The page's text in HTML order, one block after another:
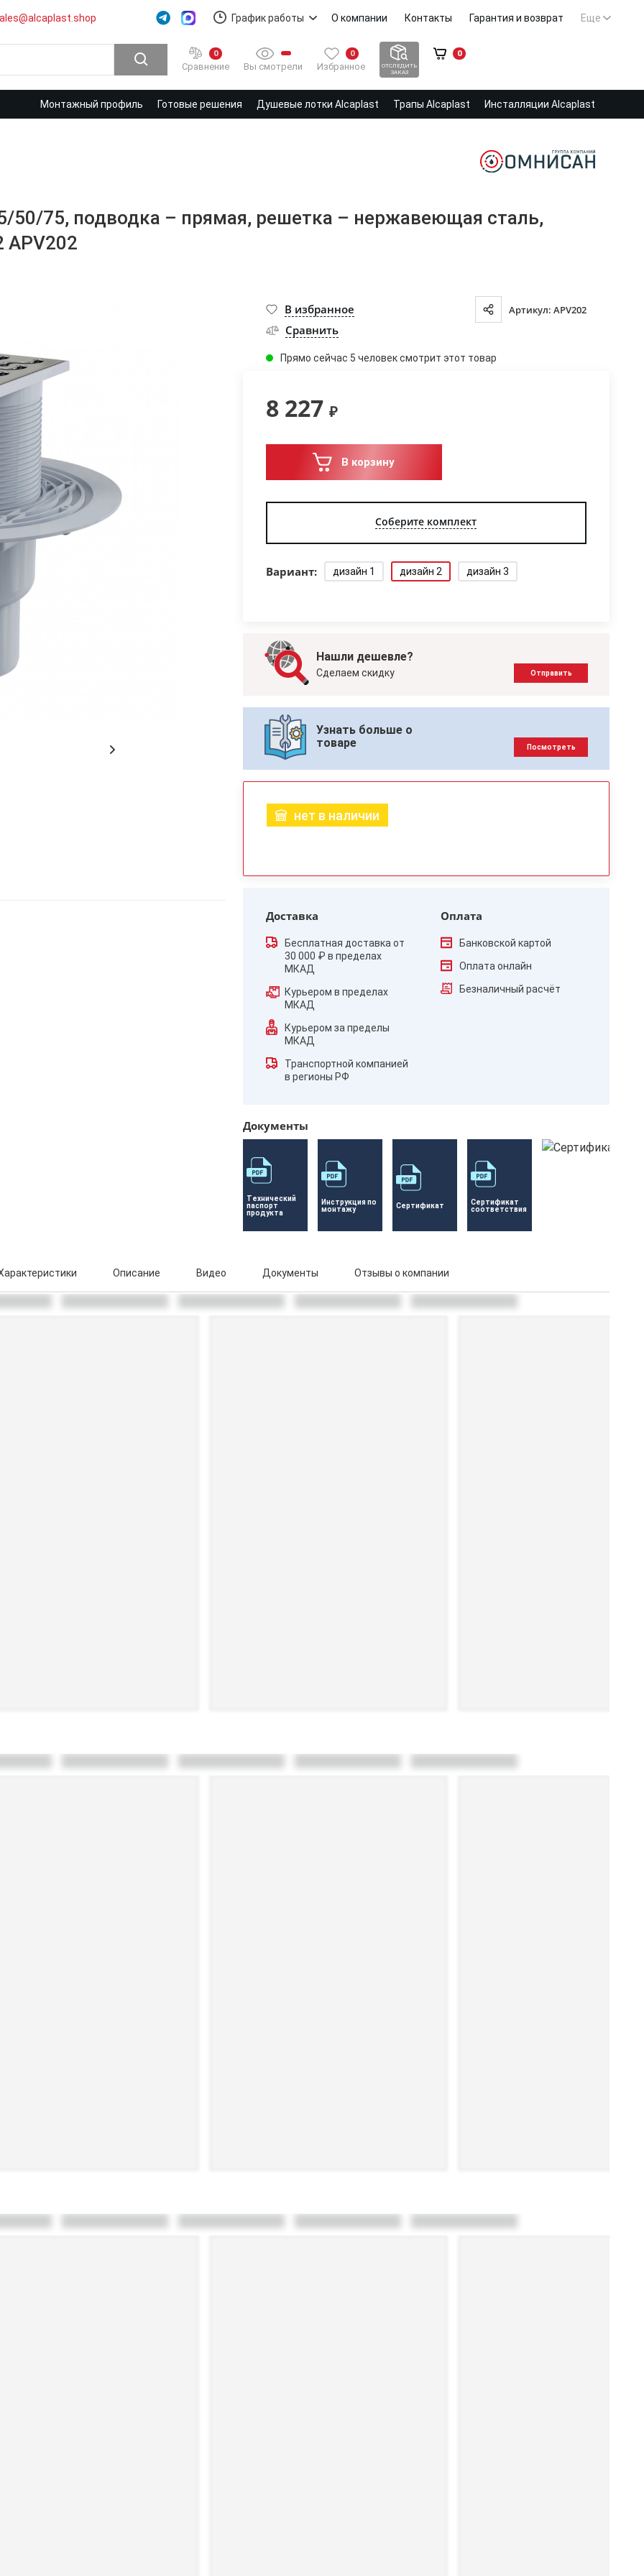
График работы О компании Контакты Гарантия и возврат Еще
0
Сравнение Вы смотрели
0
Избранное
ОТСЛЕДИТЬ
ЗАКАЗ
0
Монтажный профиль Готовые решения Душевые лотки Alcaplast Трапы Alcaplast Инсталляции Alcaplast
50/75, подводка – прямая, решетка – нержавеющая сталь,
APV202
В избранное Артикул: APV202
Сравнить
Прямо сейчас 5 человек смотрит этот товар
8 227 ₽
В корзину
Соберите комплект
Вариант: дизайн 1 дизайн 2 дизайн 3
Нашли дешевле?
Сделаем скидку Отправить
Узнать больше о
товаре
Посмотреть
нет в наличии
Доставка
Бесплатная доставка от
30 000 ₽ в пределах
МКАД
Курьером в пределах
МКАД
Курьером за пределы
МКАД
Транспортной компанией
в регионы РФ
Оплата
Банковской картой
Оплата онлайн
Безналичный расчёт
Документы
Технический
паспорт
продукта
Инструкция по
монтажу
Сертификат
Сертификат
соответствия
Описание Видео Документы Отзывы о компании